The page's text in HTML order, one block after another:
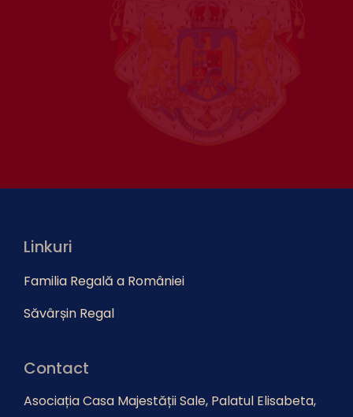
Linkuri
Familia Regală a României
Săvârșin Regal
Contact
Asociația Casa Majestății Sale, Palatul Elisabeta,